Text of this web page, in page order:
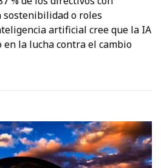
o roles
artificial cree que la IA
en la lucha contra el cambio